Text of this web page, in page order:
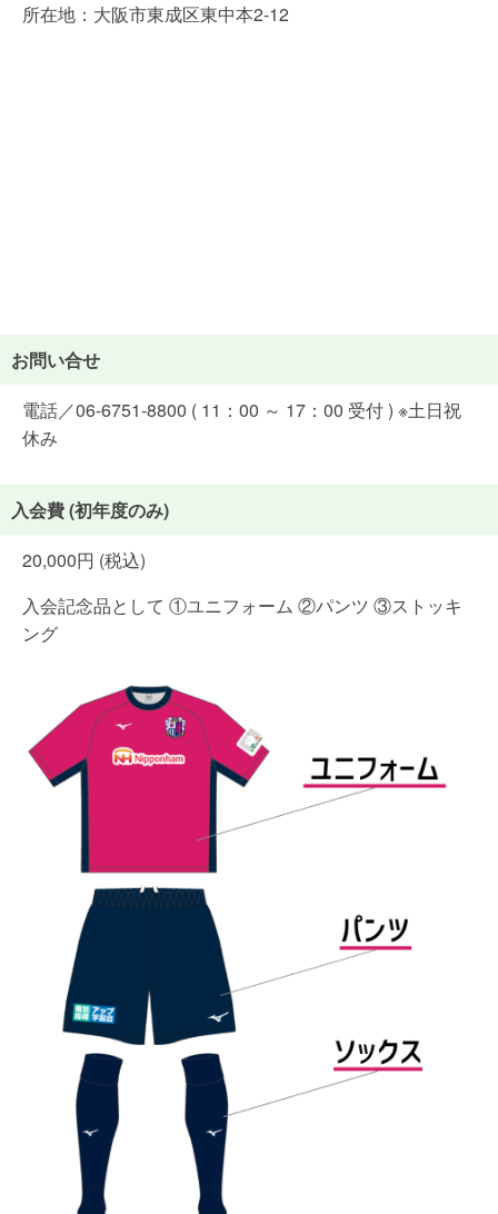
所在地：大阪市東成区東中本2-12
お問い合せ
電話／06-6751-8800 ( 11：00 ～ 17：00 受付 ) ※土日祝
休み
入会費 (初年度のみ)
20,000円 (税込)
入会記念品として ①ユニフォーム ②パンツ ③ストッキ
ング